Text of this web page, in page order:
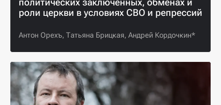
политических заключенных, обменах и
роли церкви в условиях СВО и репрессий
Антон Орехъ, Татьяна Брицкая, Андрей Кордочкин*